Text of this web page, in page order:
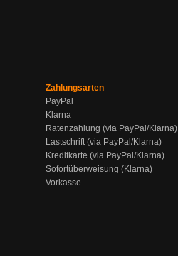
Zahlungsarten
PayPal
Klarna
Ratenzahlung (via PayPal/Klarna)
Lastschrift (via PayPal/Klarna)
Kreditkarte (via PayPal/Klarna)
Sofortüberweisung (Klarna)
Vorkasse